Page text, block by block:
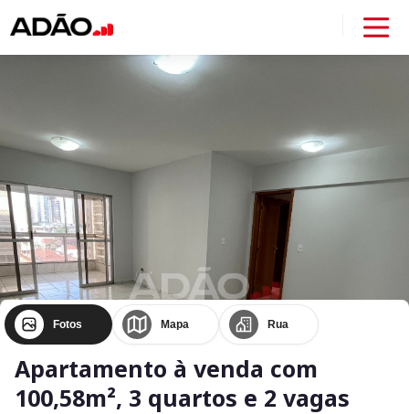
Fotos Mapa Rua
Apartamento à venda com
100,58m², 3 quartos e 2 vagas